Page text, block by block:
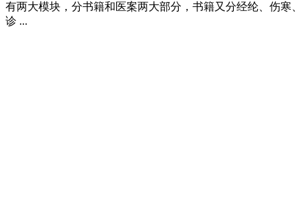
有两大模块，分书籍和医案两大部分，书籍又分经纶、伤寒、
诊 ...